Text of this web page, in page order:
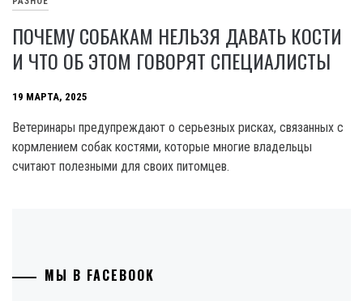
ПОЧЕМУ СОБАКАМ НЕЛЬЗЯ ДАВАТЬ КОСТИ
И ЧТО ОБ ЭТОМ ГОВОРЯТ СПЕЦИАЛИСТЫ
19 МАРТА, 2025
Ветеринары предупреждают о серьезных рисках, связанных с
кормлением собак костями, которые многие владельцы
считают полезными для своих питомцев.
МЫ В FACEBOOK